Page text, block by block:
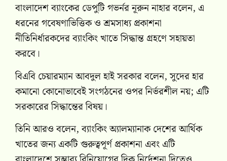
বাংলাদেশ ব্যাংকের ডেপুটি গভর্নর নূরুন নাহার বলেন, এ
ধরনের গবেষণাভিত্তিক ও শ্রমসাধ্য প্রকাশনা
নীতিনির্ধারকদের ব্যাংকিং খাতে সিদ্ধান্ত গ্রহণে সহায়তা
করবে।
বিএবি চেয়ারম্যান আবদুল হাই সরকার বলেন, সুদের হার
কমানো কোনোভাবেই সংগঠনের ওপর নির্ভরশীল নয়; এটি
সরকারের সিদ্ধান্তের বিষয়।
তিনি আরও বলেন, ব্যাংকিং অ্যালম্যানাক দেশের আর্থিক
খাতের জন্য একটি গুরুত্বপূর্ণ প্রকাশনা এবং এটি